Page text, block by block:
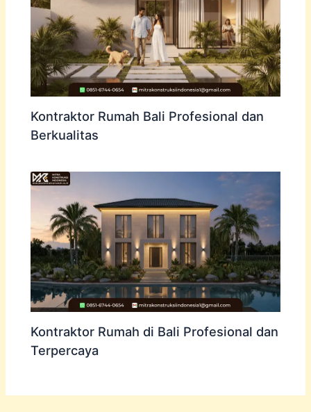
Kontraktor Rumah Bali Profesional dan
Berkualitas
Kontraktor Rumah di Bali Profesional dan
Terpercaya